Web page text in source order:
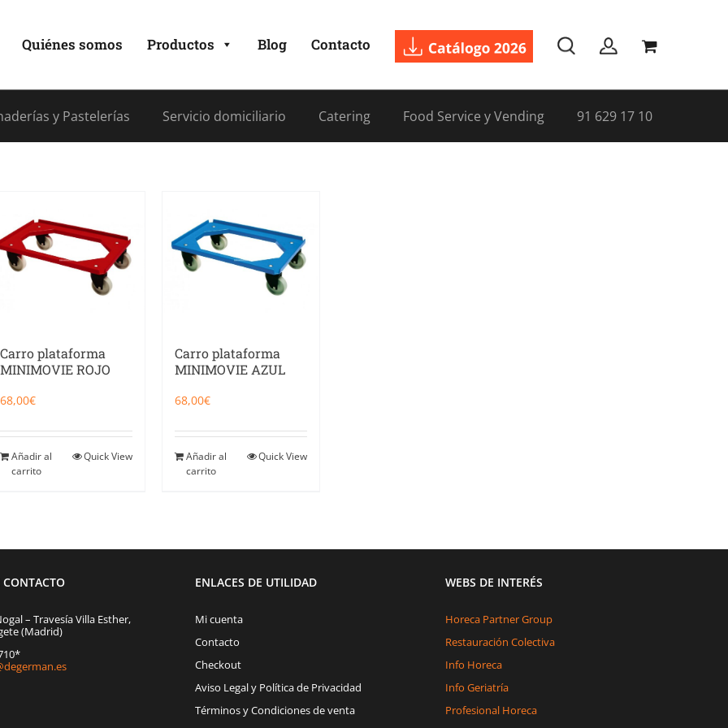
Quiénes somos Productos Blog Contacto
y Pastelerías Servicio domiciliario Catering Food Service y Vending 91 629 17 10
Carro plataforma
MINIMOVIE ROJO
68,00€
Añadir al
carrito
Quick View
Carro plataforma
MINIMOVIE AZUL
68,00€
Añadir al
carrito
Quick View
CONTACTO
– Travesía Villa Esther,
(Madrid)
ENLACES DE UTILIDAD
Mi cuenta
Contacto
Checkout
Aviso Legal y Política de Privacidad
Términos y Condiciones de venta
WEBS DE INTERÉS
Horeca Partner Group
Restauración Colectiva
Info Horeca
Info Geriatría
Profesional Horeca